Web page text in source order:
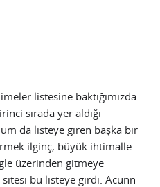
listesine baktığımızda
sırada yer aldığı
da listeye giren başka bir
ilginç, büyük ihtimalle
üzerinden gitmeye
sitesi bu listeye girdi. Acunn